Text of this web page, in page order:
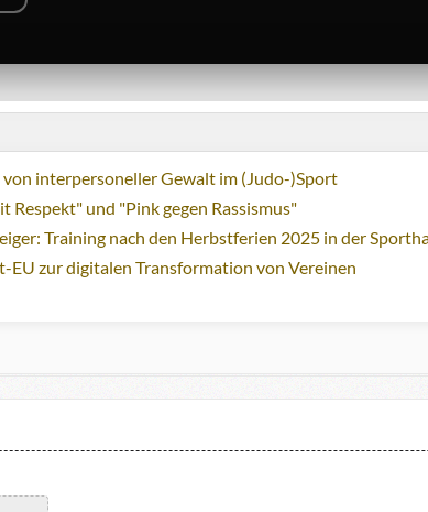
interpersoneller Gewalt im (Judo-)Sport
und "Pink gegen Rassismus"
Training nach den Herbstferien 2025 in der
EU zur digitalen Transformation von Vereinen